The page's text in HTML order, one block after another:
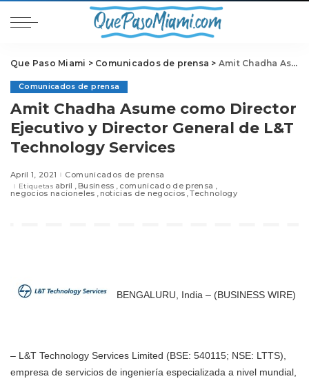
Que Paso Miami > Comunicados de prensa > Amit Chadha Asume como Director Ejecutivo y Director General de L&T Technology Services
Comunicados de prensa
Amit Chadha Asume como Director
Ejecutivo y Director General de L&T
Technology Services
April 1, 2021 Comunicados de prensa
Etiquetas abril Business comunicado de prensa
negocios nacioneles noticias de negocios Technology
BENGALURU, India – (BUSINESS WIRE)
– L&T Technology Services Limited (BSE: 540115; NSE: LTTS),
empresa de servicios de ingeniería especializada a nivel mundial,